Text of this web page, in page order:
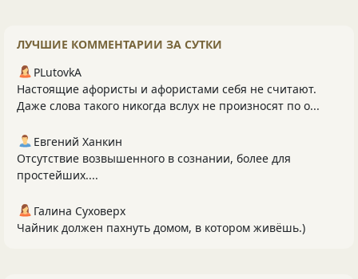
ЛУЧШИЕ КОММЕНТАРИИ ЗА СУТКИ
PLutоvkА
Настоящие афористы и афористами себя не считают.
Даже слова такого никогда вслух не произносят по о...
Евгений Ханкин
Отсутствие возвышенного в сознании, более для
простейших....
Галина Суховерх
Чайник должен пахнуть домом, в котором живёшь.)